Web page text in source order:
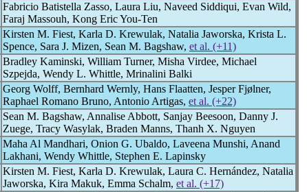
Fabricio Batistella Zasso, Laura Liu, Naveed Siddiqui, Evan Wild,
Faraj Massouh, Kong Eric You-Ten
Kirsten M. Fiest, Karla D. Krewulak, Natalia Jaworska, Krista L.
Spence, Sara J. Mizen, Sean M. Bagshaw, et al. (+11)
Bradley Kaminski, William Turner, Misha Virdee, Michael
Szpejda, Wendy L. Whittle, Mrinalini Balki
Georg Wolff, Bernhard Wernly, Hans Flaatten, Jesper Fjølner,
Raphael Romano Bruno, Antonio Artigas, et al. (+22)
Sean M. Bagshaw, Annalise Abbott, Sanjay Beesoon, Danny J.
Zuege, Tracy Wasylak, Braden Manns, Thanh X. Nguyen
Maha Al Mandhari, Onion G. Ubaldo, Laveena Munshi, Anand
Lakhani, Wendy Whittle, Stephen E. Lapinsky
Kirsten M. Fiest, Karla D. Krewulak, Laura C. Hernández, Natalia
Jaworska, Kira Makuk, Emma Schalm, et al. (+17)